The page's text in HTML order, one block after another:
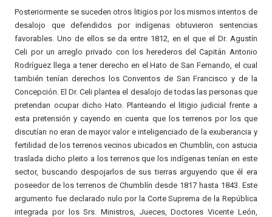
Posteriormente se suceden otros litigios por los mismos intentos de
desalojo que defendidos por indígenas obtuvieron sentencias
favorables. Uno de ellos se da entre 1812, en el que el Dr. Agustín
Celi por un arreglo privado con los herederos del Capitán Antonio
Rodríguez llega a tener derecho en el Hato de San Fernando, el cual
también tenían derechos los Conventos de San Francisco y de la
Concepción. El Dr. Celi plantea el desalojo de todas las personas que
pretendan ocupar dicho Hato. Planteando el litigio judicial frente a
esta pretensión y cayendo en cuenta que los terrenos por los que
discutían no eran de mayor valor e inteligenciado de la exuberancia y
fertilidad de los terrenos vecinos ubicados en Chumblín, con astucia
traslada dicho pleito a los terrenos que los indígenas tenían en este
sector, buscando despojarlos de sus tierras arguyendo que él era
poseedor de los terrenos de Chumblín desde 1817 hasta 1843. Este
argumento fue declarado nulo por la Corte Suprema de la República
integrada por los Srs. Ministros, Jueces, Doctores Vicente León,